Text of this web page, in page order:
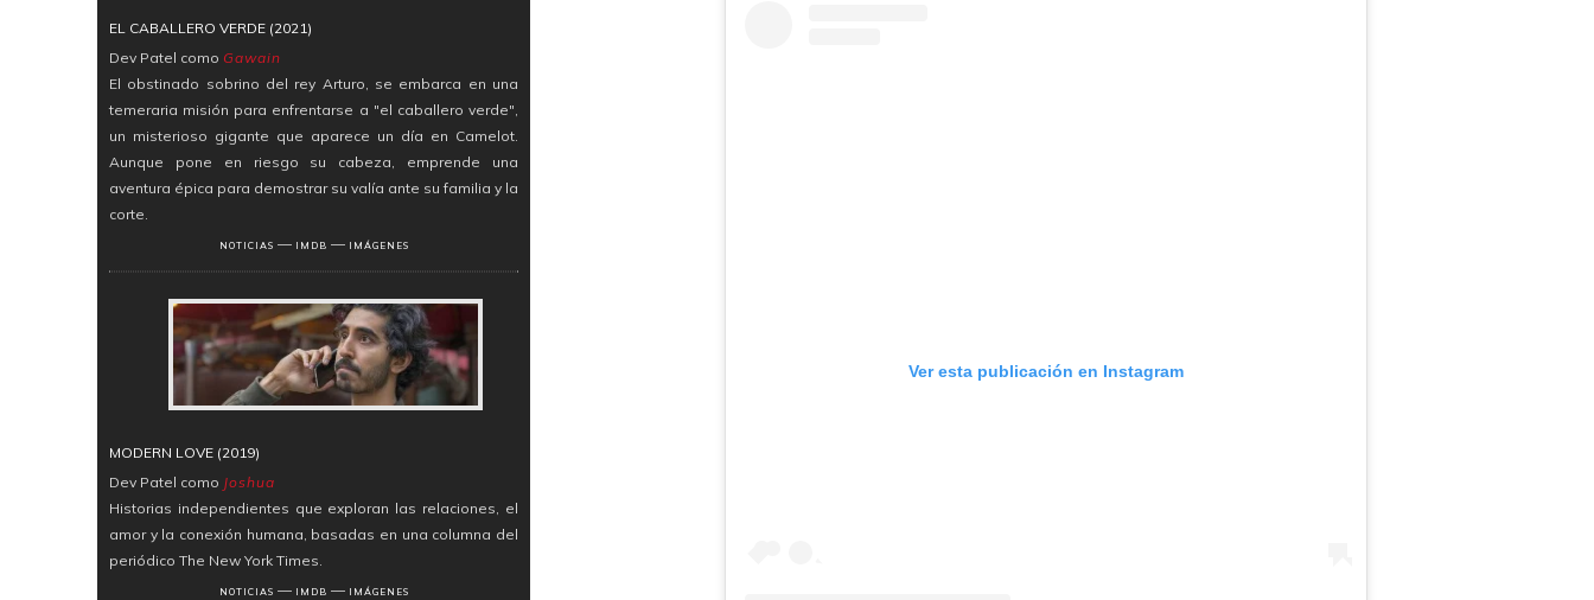
Ver esta publicación en Instagram
EL CABALLERO VERDE (2021)
Dev Patel como Gawain
El obstinado sobrino del rey Arturo, se embarca en una
temeraria misión para enfrentarse a "el caballero verde",
un misterioso gigante que aparece un día en Camelot.
Aunque pone en riesgo su cabeza, emprende una
aventura épica para demostrar su valía ante su familia y la
corte.
NOTICIAS ― IMDB ― IMÁGENES
MODERN LOVE (2019)
Dev Patel como Joshua
Historias independientes que exploran las relaciones, el
amor y la conexión humana, basadas en una columna del
periódico The New York Times.
NOTICIAS ― IMDB ― IMÁGENES